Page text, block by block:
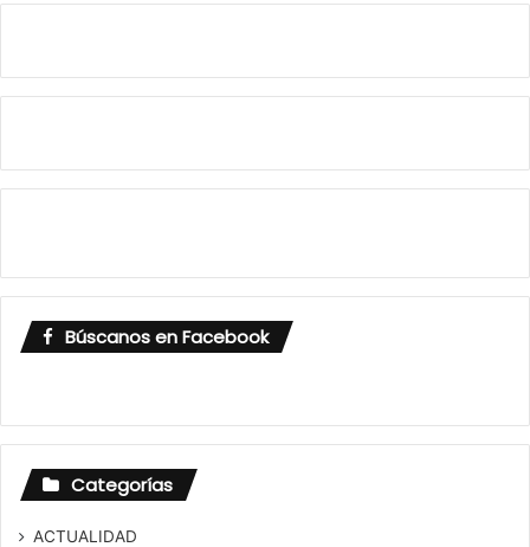
Búscanos en Facebook
Categorías
ACTUALIDAD